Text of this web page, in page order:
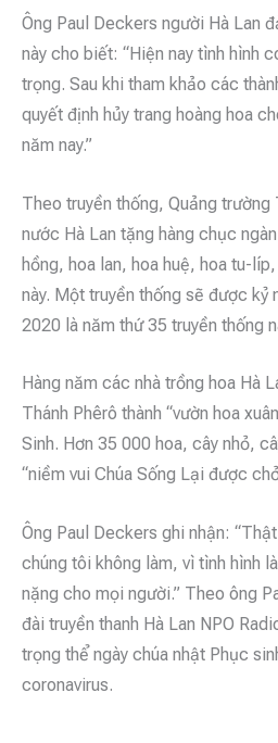
Ông Paul Deckers người Hà Lan
này cho biết: “Hiện nay tình hình
trọng. Sau khi tham khảo các
quyết định hủy trang hoàng hoa
năm nay.”
Theo truyền thống, Quảng trường
nước Hà Lan tặng hàng chục
hồng, hoa lan, hoa huệ, hoa tu-
này. Một truyền thống sẽ được kỷ
2020 là năm thứ 35 truyền thống
Hàng năm các nhà trồng hoa Hà
Thánh Phêrô thành “vườn hoa
Sinh. Hơn 35 000 hoa, cây nhỏ,
“niềm vui Chúa Sống Lại được
Ông Paul Deckers ghi nhận:
chúng tôi không làm, vì tình hình
nặng cho mọi người.” Theo ông
đài truyền thanh Hà Lan NPO
trọng thể ngày chúa nhật Phục
coronavirus.